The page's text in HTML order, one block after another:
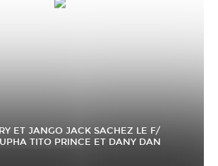
ET JANGO JACK SACHEZ LE F/
TITO PRINCE ET DANY DAN